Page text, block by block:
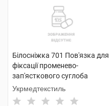
Білосніжка 701 Пов'язка для
фіксації променево-
зап'ясткового суглоба
розмір 2 (17-18см) 1 шт
Укрмедтекстиль